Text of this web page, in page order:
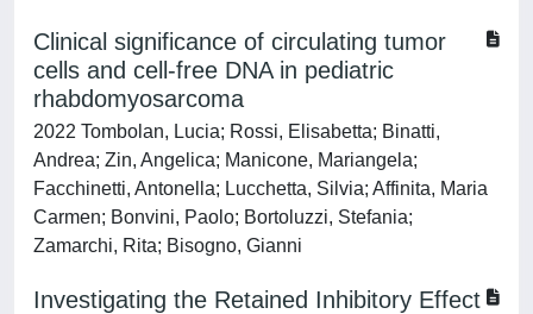
Clinical significance of circulating tumor
cells and cell-free DNA in pediatric
rhabdomyosarcoma
2022 Tombolan, Lucia; Rossi, Elisabetta; Binatti,
Andrea; Zin, Angelica; Manicone, Mariangela;
Facchinetti, Antonella; Lucchetta, Silvia; Affinita, Maria
Carmen; Bonvini, Paolo; Bortoluzzi, Stefania;
Zamarchi, Rita; Bisogno, Gianni
Investigating the Retained Inhibitory Effect